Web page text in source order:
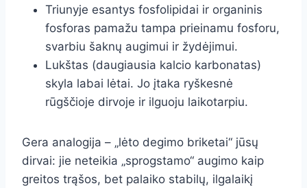
Triunyje esantys fosfolipidai ir organinis
fosforas pamažu tampa prieinamu fosforu,
svarbiu šaknų augimui ir žydėjimui.
Lukštas (daugiausia kalcio karbonatas)
skyla labai lėtai. Jo įtaka ryškesnė
rūgščioje dirvoje ir ilguoju laikotarpiu.
Gera analogija – „lėto degimo briketai“ jūsų
dirvai: jie neteikia „sprogstamo“ augimo kaip
greitos trąšos, bet palaiko stabilų, ilgalaikį